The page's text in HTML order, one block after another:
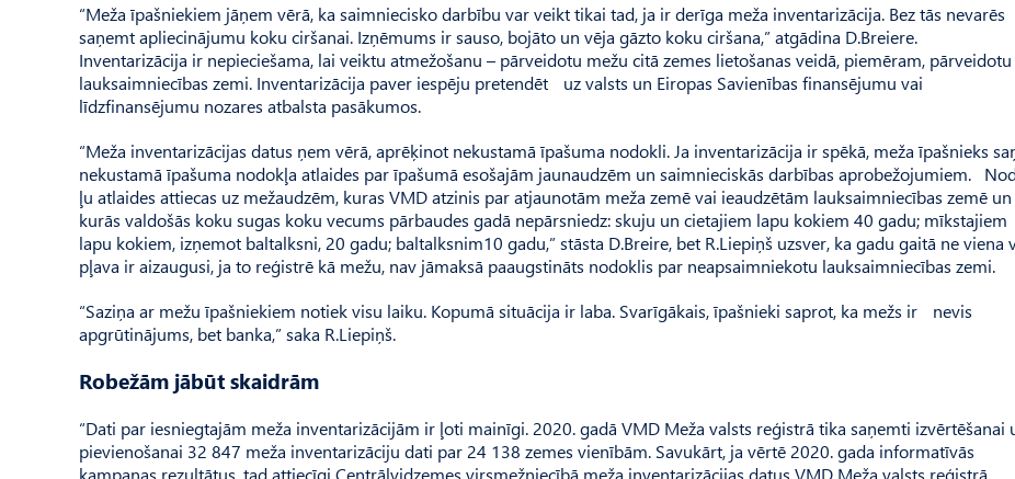
“Meža īpašniekiem jāņem vērā, ka saimniecisko darbību var veikt tikai tad, ja ir derīga meža inventarizācija. Bez tās nevarēs
saņemt apliecinājumu koku ciršanai. Izņēmums ir sauso, bojāto un vēja gāzto koku ciršana,” atgādina D.Breiere.
Inventarizācija ir nepieciešama, lai veiktu atmežošanu – pārveidotu mežu citā zemes lietošanas veidā, piemēram,
lauksaimniecības zemi. Inventarizācija paver iespēju pretendēt uz valsts un Eiropas Savienības finansējumu vai
līdzfinansējumu nozares atbalsta pasākumos.
“Meža inventarizācijas datus ņem vērā, aprēķinot nekustamā īpašuma nodokli. Ja inventarizācija ir spēkā, meža īpašnieks
nekustamā īpašuma nodokļa atlaides par īpašumā esošajām jaunaudzēm un saimnieciskās dar­bības aprobežojumiem.
ļu atlaides attiecas uz mežaudzēm, kuras VMD atzinis par atjaunotām meža zemē vai ieaudzētām lauksaimniecības zemē un
kurās valdošās koku sugas koku vecums pārbaudes gadā nepārsniedz: skuju un cietajiem lapu kokiem 40 gadu; mīkstajiem
lapu kokiem, izņemot baltalksni, 20 gadu; baltalksnim10 gadu,” stāsta D.Breire, bet R.Liepiņš uzsver, ka gadu gaitā ne viena
pļava ir aizaugusi, ja to reģistrē kā mežu, nav jāmaksā paaugstināts nodoklis par neapsaimniekotu lauksaimniecības zemi.
“Saziņa ar mežu īpašniekiem notiek visu laiku. Kopumā situ­ācija ir laba. Svarīgākais, īpašnieki saprot, ka mežs ir nevis
apgrūtinājums, bet banka,” saka R.Lie­piņš.
Robežām jābūt skaidrām
“Dati par iesniegtajām meža inventarizācijām ir ļoti mainīgi. 2020. gadā VMD Meža valsts reģistrā tika saņemti izvērtēšanai
pievienošanai 32 847 meža inventarizāciju dati par 24 138 zemes vienībām. Savukārt, ja vērtē 2020. gada informatīvās
kampaņas rezultātus, tad attiecīgi Centrāl­vidzemes virsmežniecībā meža inventarizācijas datus VMD Meža valsts reģistrā